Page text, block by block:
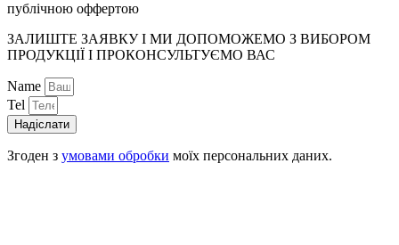
публічною оффертою
ЗАЛИШТЕ ЗАЯВКУ І МИ ДОПОМОЖЕМО З ВИБОРОМ
ПРОДУКЦІЇ І ПРОКОНСУЛЬТУЄМО ВАС
Name
Tel
Надіслати
Згоден з умовами обробки моїх персональних даних.